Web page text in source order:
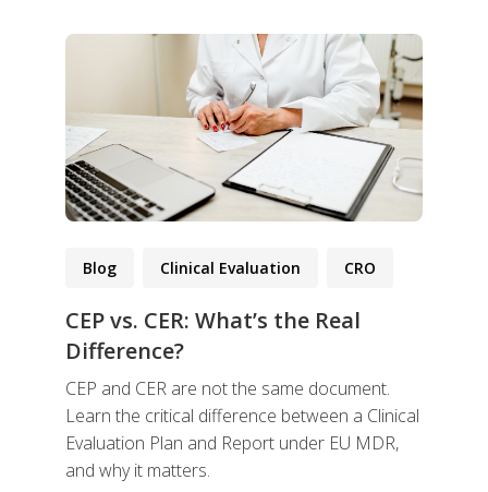
Blog Clinical Evaluation CRO
CEP vs. CER: What’s the Real
Difference?
CEP and CER are not the same document.
Learn the critical difference between a Clinical
Evaluation Plan and Report under EU MDR,
and why it matters.